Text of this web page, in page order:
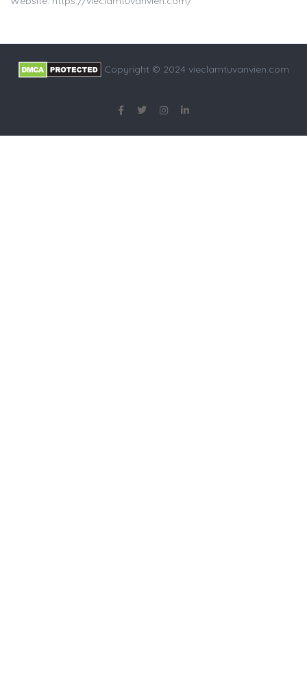
Copyright © 2024 vieclamtuvanvien.com